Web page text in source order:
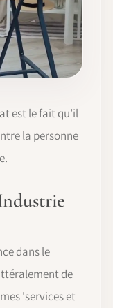
est le fait qu’il
la personne
dans le
de
'services et